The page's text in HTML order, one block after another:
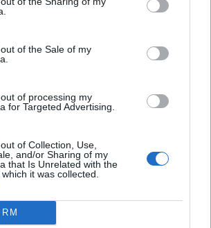
of the Sale of my
of processing my
for Targeted Advertising.
of Collection, Use,
and/or Sharing of my
that Is Unrelated with the
it was collected.
...
para Ver las Estrellas:
y Space Rock 🎸✨
la mejor selección de
rock y atmósferas cósmicas para
y siente la gravedad cero. 💾 ¡Guarda
para tu próxima noche estrellada!